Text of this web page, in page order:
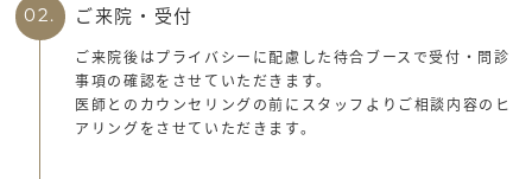
02. ご来院・受付
ご来院後はプライバシーに配慮した待合ブースで受付・問診
事項の確認をさせていただきます。
医師とのカウンセリングの前にスタッフよりご相談内容のヒ
アリングをさせていただきます。